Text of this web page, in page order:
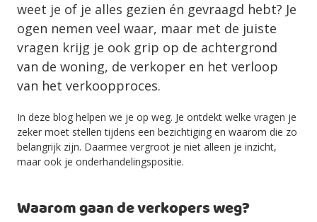
weet je of je alles gezien én gevraagd hebt? Je
ogen nemen veel waar, maar met de juiste
vragen krijg je ook grip op de achtergrond
van de woning, de verkoper en het verloop
van het verkoopproces.
In deze blog helpen we je op weg. Je ontdekt welke vragen je
zeker moet stellen tijdens een bezichtiging en waarom die zo
belangrijk zijn. Daarmee vergroot je niet alleen je inzicht,
maar ook je onderhandelingspositie.
Waarom gaan de verkopers weg?